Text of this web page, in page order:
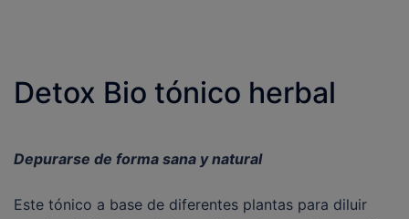
Detox Bio tónico herbal
Depurarse de forma sana y natural
Este tónico a base de diferentes plantas para diluir